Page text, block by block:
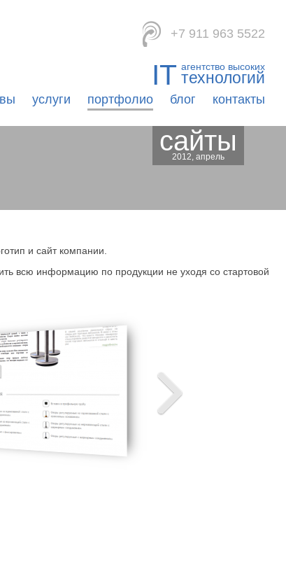
+7 911 963 5522
IT агентство высоких
технологий
услуги портфолио блог контакты
сайты
2012, апрель
и сайт компании.
всю информацию по продукции не уходя со стартовой